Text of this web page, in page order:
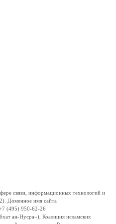
связи, информационных технологий и
Доменное имя сайта
(495) 950-62-26
ан-Нусра»), Коалиция исламских